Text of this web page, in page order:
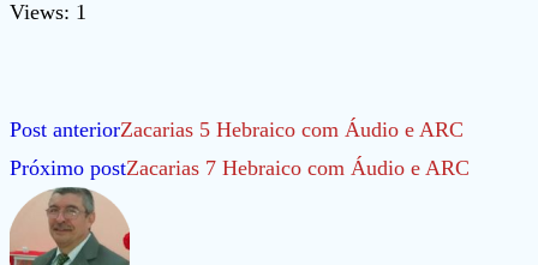
Views: 1
Leia
mais
artigos
Post anteriorZacarias 5 Hebraico com Áudio e ARC
Próximo postZacarias 7 Hebraico com Áudio e ARC